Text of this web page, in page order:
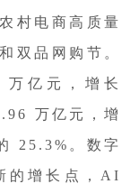
村电商高质量
双品网购节。
万亿元，增长
万亿元，增
25.3%。数字
的增长点，AI